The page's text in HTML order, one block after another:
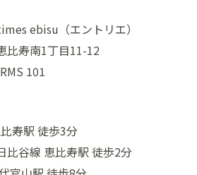
ebisu（エントリエ）
比寿南1丁目11-12
101
寿駅 徒歩3分
比谷線 恵比寿駅 徒歩2分